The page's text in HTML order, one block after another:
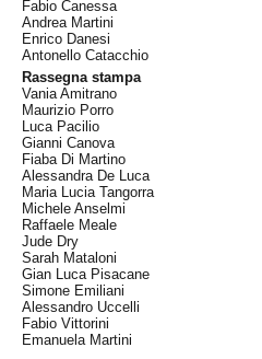
Fabio Canessa
Andrea Martini
Enrico Danesi
Antonello Catacchio
Rassegna stampa
Vania Amitrano
Maurizio Porro
Luca Pacilio
Gianni Canova
Fiaba Di Martino
Alessandra De Luca
Maria Lucia Tangorra
Michele Anselmi
Raffaele Meale
Jude Dry
Sarah Mataloni
Gian Luca Pisacane
Simone Emiliani
Alessandro Uccelli
Fabio Vittorini
Emanuela Martini